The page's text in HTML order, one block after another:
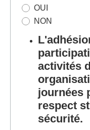
OUI
NON
activités
journées
respect
sécurité.